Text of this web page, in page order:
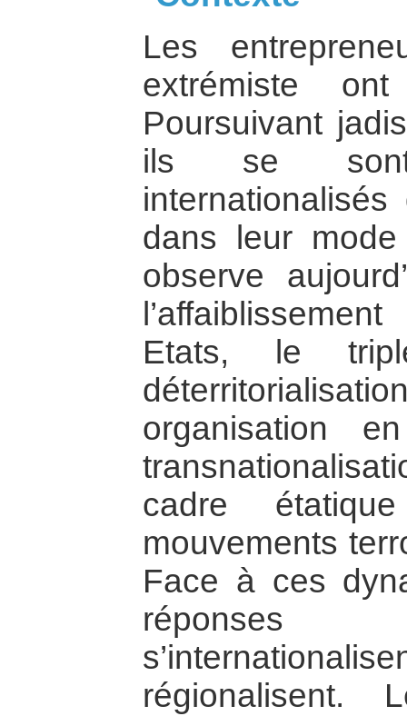
Les
extrémiste
Poursuivant
ils se sont
dans leur
observe
Etats, le
organisation
cadre
mouvements
Face à ces
régionalisent.